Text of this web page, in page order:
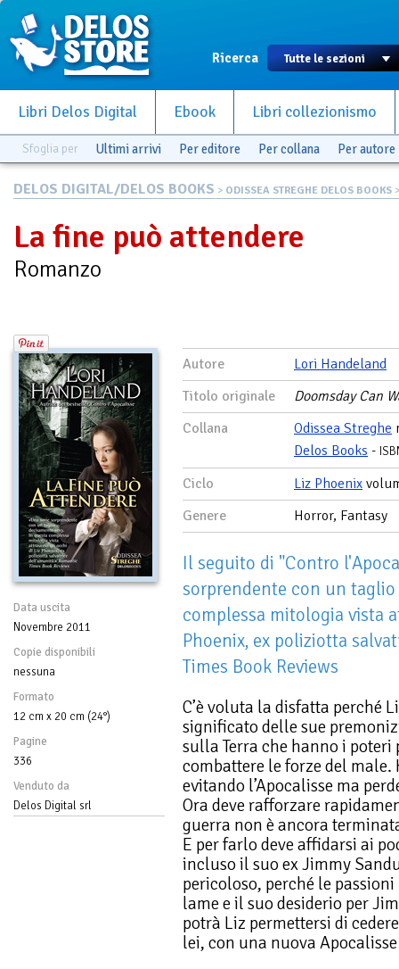
Ricerca
Libri Delos Digital Ebook Libri collezionismo
Sfoglia per Ultimi arrivi Per editore Per collana Per autore
DELOS DIGITAL/DELOS BOOKS > ODISSEA STREGHE DELOS BOOKS
La fine può attendere
Romanzo
Data uscita
Novembre 2011
Copie disponibili
nessuna
Formato
12 cm x 20 cm (24°)
Pagine
336
Venduto da
Delos Digital srl
Autore
Lori Handeland
Titolo originale
Doomsday Can
Collana
Odissea Streghe
Delos Books -
Ciclo Liz Phoenix
Genere
Horror, Fantasy
Il seguito di "Contro
sorprendente con un
complessa mitologia vista
Phoenix, ex poliziotta
Times Book Reviews
C’è voluta la disfatta perché
significato delle sue
sulla Terra che hanno i
combattere le forze del
evitando l’Apocalisse ma
Ora deve rafforzare
guerra non è ancora
E per farlo deve affidarsi ai
incluso il suo ex Jimmy
pericoloso, perché le
lame e il suo desiderio per
potrà Liz permettersi di
lei, con una nuova